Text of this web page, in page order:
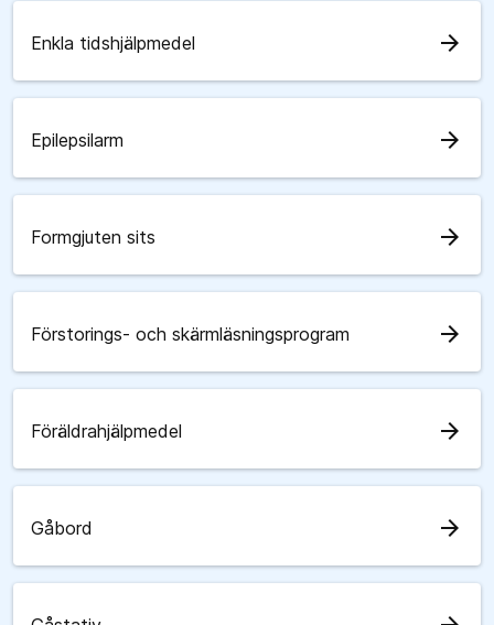
Enkla tidshjälpmedel arrow_forward
Epilepsilarm arrow_forward
Formgjuten sits arrow_forward
Förstorings- och skärmläsningsprogram arrow_forward
Föräldrahjälpmedel arrow_forward
Gåbord arrow_forward